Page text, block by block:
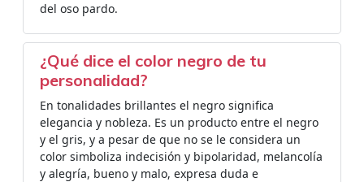
del oso pardo.
¿Qué dice el color negro de tu
personalidad?
​En tonalidades brillantes el negro significa
elegancia y nobleza. Es un producto entre el negro
y el gris, y a pesar de que no se le considera un
color simboliza indecisión y bipolaridad, melancolía
y alegría, bueno y malo, expresa duda e